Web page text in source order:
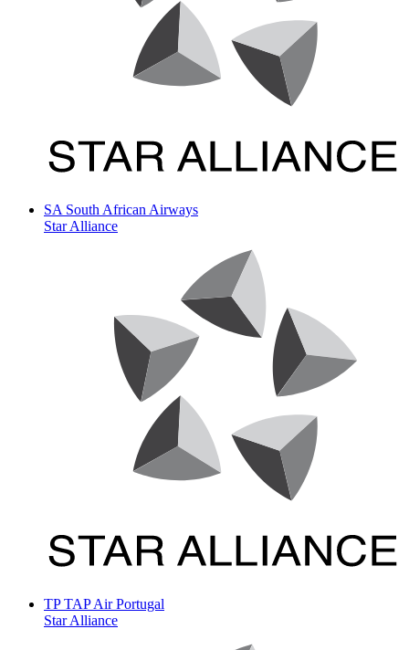
SA South African Airways
Star Alliance
TP TAP Air Portugal
Star Alliance